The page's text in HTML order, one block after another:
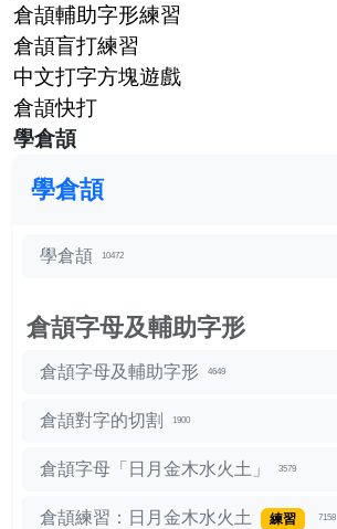
倉頡輔助字形練習
倉頡盲打練習
中文打字方塊遊戲
倉頡快打
學倉頡
學倉頡
學倉頡 10472
倉頡字母及輔助字形
倉頡字母及輔助字形 4649
倉頡對字的切割 1900
倉頡字母「日月金木水火土」 3579
倉頡練習：日月金木水火土 練習 7158